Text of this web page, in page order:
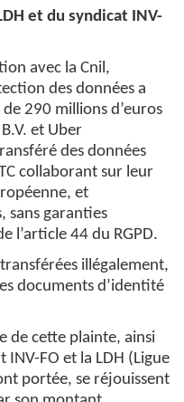
et du syndicat INV-
avec la Cnil,
des données a
290 millions d’euros
et Uber
des données
collaborant sur leur
et
sans garanties
l’article 44 du RGPD.
illégalement,
documents d’identité
de cette plainte, ainsi
FO et la LDH (Ligue
portée, se réjouissent